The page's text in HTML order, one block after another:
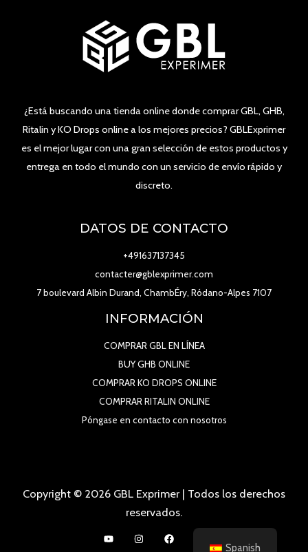
¿Está buscando una tienda online donde comprar GBL, GHB,
Ritalin y KO Drops online a los mejores precios? GBLExprimer
es el mejor lugar con una gran selección de estos productos y
entrega en todo el mundo con un servicio de envío rápido y
discreto.
DATOS DE CONTACTO
+491637137345
contacter@gblexprimer.com
7 boulevard Albin Durand, ChambÉry, Ródano-Alpes 7107
INFORMACIÓN
COMPRAR GBL EN LÍNEA
BUY GHB ONLINE
COMPRAR KO DROPS ONLINE
COMPRAR RITALIN ONLINE
Póngase en contacto con nosotros
Copyright © 2026 GBL Exprimer | Todos los derechos
reservados.
Spanish